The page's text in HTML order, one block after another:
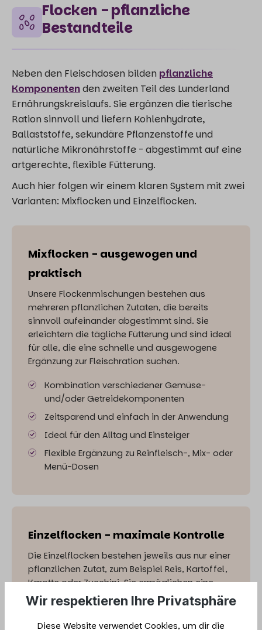
Flocken - pflanzliche
Bestandteile
Neben den Fleischdosen bilden pflanzliche
Komponentenden zweiten Teil des Lunderland
Ernährungskreislaufs. Sie ergänzen die tierische
Ration sinnvoll und liefern Kohlenhydrate,
Ballaststoffe, sekundäre Pflanzenstoffe und
natürliche Mikronährstoffe - abgestimmt auf eine
artgerechte, flexible Fütterung.
Auch hier folgen wir einem klaren System mit zwei
Varianten: Mixflocken und Einzelflocken.
Mixflocken - ausgewogen und
praktisch
Unsere Flockenmischungen bestehen aus
mehreren pflanzlichen Zutaten, die bereits
sinnvoll aufeinander abgestimmt sind. Sie
erleichtern die tägliche Fütterung und sind ideal
für alle, die eine schnelle und ausgewogene
Ergänzung zur Fleischration suchen.
Kombination verschiedener Gemüse-
und/oder Getreidekomponenten
Zeitsparend und einfach in der Anwendung
Ideal für den Alltag und Einsteiger
Flexible Ergänzung zu Reinfleisch-, Mix- oder
Menü-Dosen
Einzelflocken - maximale Kontrolle
Die Einzelflocken bestehen jeweils aus nur einer
pflanzlichen Zutat, zum Beispiel Reis, Kartoffel,
Karotte oder Zucchini. Sie ermöglichen eine
besonders individuelle Rationsgestaltung.
Volle Transparenz der Zutaten
Wir respektieren Ihre Privatsphäre
Diese Website verwendet Cookies, um dir die